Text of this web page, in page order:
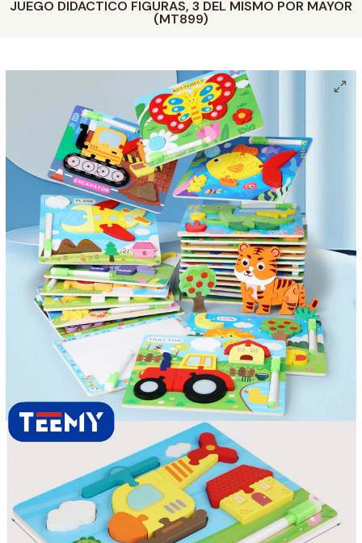
JUEGO DIDACTICO FIGURAS, 3 DEL MISMO POR MAYOR
(MT899)